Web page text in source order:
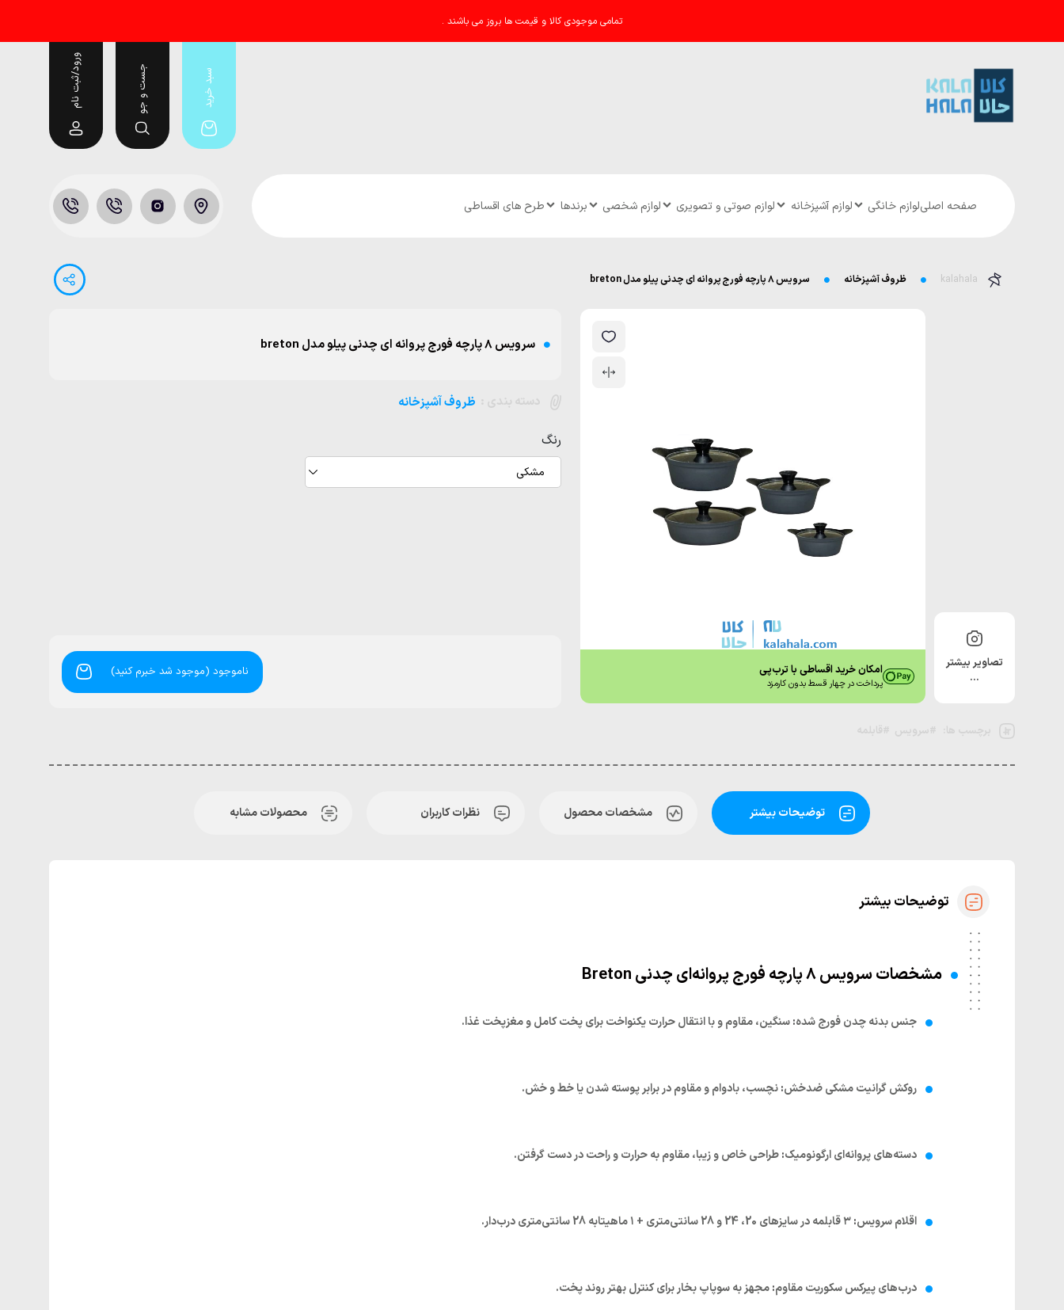
تمامی موجودی کالا و قیمت ها بروز می باشند .
سبد خرید جست و جو ورود/ثبت نام
صفحه اصلیلوازم خانگی لوازم آشپزخانه لوازم صوتی و تصویری لوازم شخصی برندها طرح های اقساطی
kalahala ظروف آشپزخانه سرویس ۸ پارچه فورج پروانه ای چدنی پیلو مدل breton
تصاویر بیشتر
…
امکان خرید اقساطی با ترب‌پی
پرداخت در چهار قسط بدون کارمزد
سرویس ۸ پارچه فورج پروانه ای چدنی پیلو مدل breton
ظروف آشپزخانه
رنگ
مشکی
ناموجود (موجود شد خبرم کنید)
توضیحات بیشتر مشخصات محصول نظرات کاربران محصولات مشابه
توضیحات بیشتر
مشخصات سرویس ۸ پارچه فورج پروانه‌ای چدنی Breton
جنس بدنه چدن فورج شده:سنگین، مقاوم و با انتقال حرارت یکنواخت برای پخت کامل و مغزپخت غذا.
روکش گرانیت مشکی ضدخش:نچسب، بادوام و مقاوم در برابر پوسته شدن یا خط و خش.
دسته‌های پروانه‌ای ارگونومیک:طراحی خاص و زیبا، مقاوم به حرارت و راحت در دست گرفتن.
اقلام سرویس:
درب‌های پیرکس سکوریت مقاوم:مجهز به سوپاپ بخار برای کنترل بهتر روند پخت.